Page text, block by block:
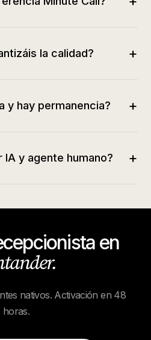
la calidad? +
y hay permanencia? +
IA y agente humano? +
en
.
nativos. Activación en 48
horas.